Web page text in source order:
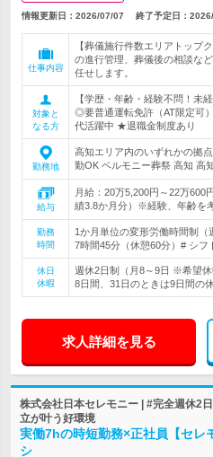
情報更新日：2026/07/07 終了予定日：
仕事内容
【葬儀施行件数エリアトップ
の進行管理、葬儀後の相談な
任せします。
対象と
なる方
【学歴・年齢・経験不問！未
◎要普通運転免許（AT限定可
代活躍中 ★退職金制度あり
勤務地
高知エリア内のいずれかの拠
勤OK ベルモニー葬祭 高知 高
給与
月給：20万5,200円～22万600
績3.8か月分）※経験、年齢を
勤務
時間
1か月単位の変形労働時間制
7時間45分（休憩60分）# シフ
休日
休暇
週休2日制（月8～9日 ※希望
8日間、31日のときは9日間の
求人詳細を見る
株式会社日本セレモニー | #完全週休2
立が叶う好環境
実働7hの時短勤務×正社員【セレ
シ